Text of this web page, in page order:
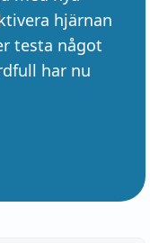
hjärnan
testa något
har nu